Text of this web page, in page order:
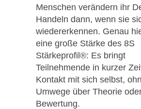
Menschen verändern ihr
Handeln dann, wenn sie
wiedererkennen. Genau
eine große Stärke des 8S
Stärkeprofil®: Es bringt
Teilnehmende in kurzer
Kontakt mit sich selbst,
Umwege über Theorie
Bewertung.